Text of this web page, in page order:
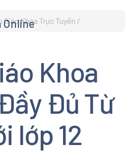
Online
Giáo Khoa Trực Tuyến
Khoa
Đủ Từ
lớp 12